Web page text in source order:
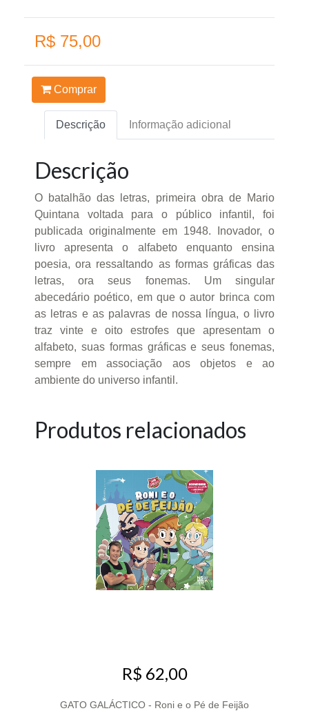
R$ 75,00
Comprar
Descrição Informação adicional
Descrição
O batalhão das letras, primeira obra de Mario
Quintana voltada para o público infantil, foi
publicada originalmente em 1948. Inovador, o
livro apresenta o alfabeto enquanto ensina
poesia, ora ressaltando as formas gráficas das
letras, ora seus fonemas. Um singular
abecedário poético, em que o autor brinca com
as letras e as palavras de nossa língua, o livro
traz vinte e oito estrofes que apresentam o
alfabeto, suas formas gráficas e seus fonemas,
sempre em associação aos objetos e ao
ambiente do universo infantil.
Produtos relacionados
R$ 62,00
GATO GALÁCTICO - Roni e o Pé de Feijão